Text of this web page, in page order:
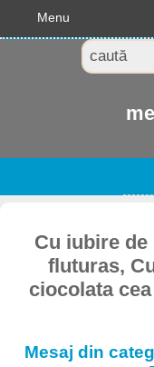
Menu
Cu iubire de
fluturas,
ciocolata
Mesaj din